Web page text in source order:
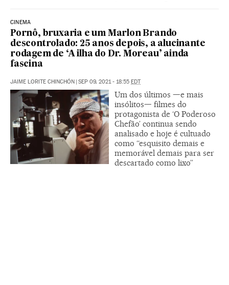
CINEMA
Pornô, bruxaria e um Marlon Brando
descontrolado: 25 anos depois, a alucinante
rodagem de ‘A ilha do Dr. Moreau’ ainda
fascina
JAIME LORITE CHINCHÓN | SEP 09, 2021 - 18:55 EDT
Um dos últimos —e mais
insólitos— filmes do
protagonista de ‘O Poderoso
Chefão’ continua sendo
analisado e hoje é cultuado
como “esquisito demais e
memorável demais para ser
descartado como lixo”